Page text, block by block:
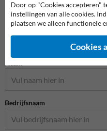
Stel je vraag aan
Naam*
Bedrijfsnaam
Door op "Cookies accepteren"
instellingen van alle cookies.
plaatsen we alleen functionele
Cookies